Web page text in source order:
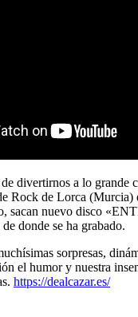
de divertirnos a lo
Rock de Lorca (Murcia)
sacan nuevo disco
donde se ha grabado.
sorpresas,
el humor y nuestra
https://dealcazar.es/